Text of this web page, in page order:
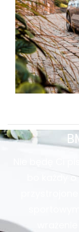
Nie będę Ci
bo każdy